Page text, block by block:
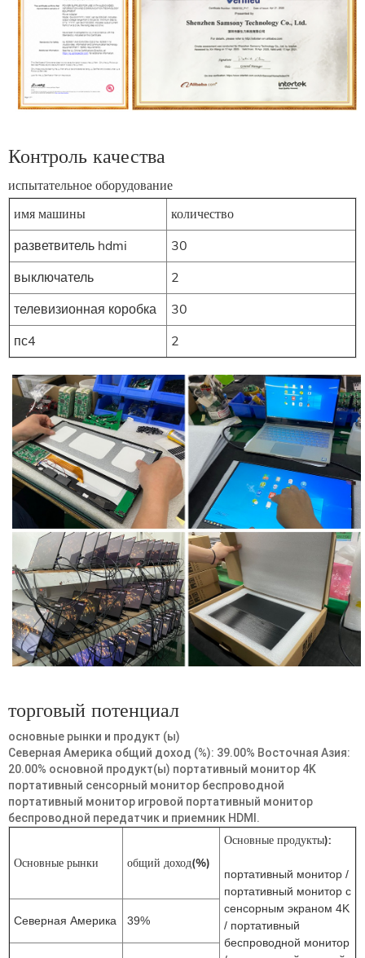
Контроль качества
испытательное оборудование
имя машины
количество
разветвитель hdmi
30
выключатель
2
телевизионная коробка
30
пс4
2
торговый потенциал
основные рынки и продукт (ы)
Северная Америка общий доход (%): 39.00% Восточная Азия:
20.00% основной продукт(ы) портативный монитор 4K
портативный сенсорный монитор беспроводной
портативный монитор игровой портативный монитор
беспроводной передатчик и приемник HDMI.
Основные рынки общий доход(%)
Основные продукты):
портативный монитор /
портативный монитор с
сенсорным экраном 4K
/ портативный
беспроводной монитор
Северная Америка 39%